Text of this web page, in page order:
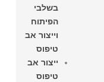
בשלבי
הפיתוח
וייצור אב
טיפוס
ייצור אב
טיפוס